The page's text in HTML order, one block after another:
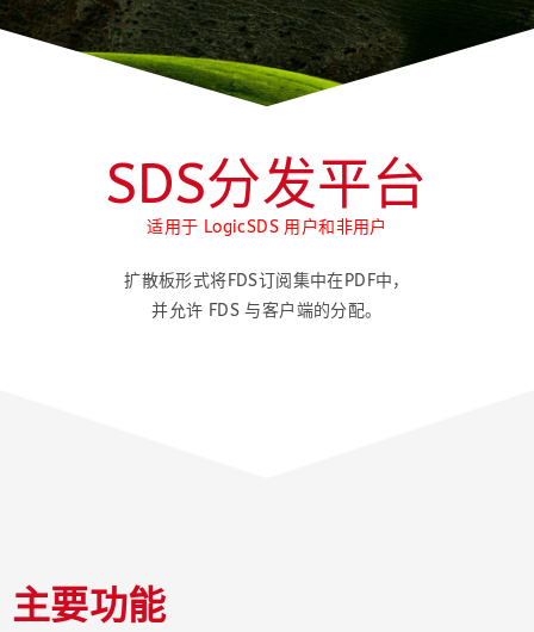
SDS分发平台
适用于 LogicSDS 用户和非用户
扩散板形式将FDS订阅集中在PDF中，
并允许 FDS 与客户端的分配。
主要功能